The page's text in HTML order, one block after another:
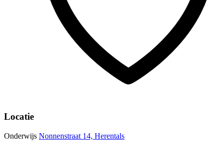
Locatie
Onderwijs Nonnenstraat 14, Herentals